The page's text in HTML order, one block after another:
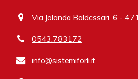
Via Jolanda Baldassari, 6 -
0543.783172
info@sistemiforli.it